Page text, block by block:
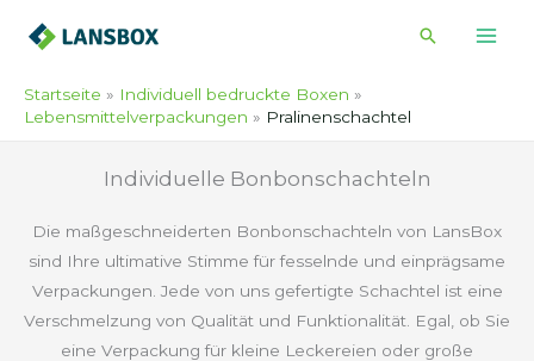
Inhalt
Suche
Startseite
Individuell bedruckte Boxen
Lebensmittelverpackungen
Pralinenschachtel
Individuelle Bonbonschachteln
Die maßgeschneiderten Bonbonschachteln von LansBox
sind Ihre ultimative Stimme für fesselnde und einprägsame
Verpackungen. Jede von uns gefertigte Schachtel ist eine
Verschmelzung von Qualität und Funktionalität. Egal, ob Sie
eine Verpackung für kleine Leckereien oder große